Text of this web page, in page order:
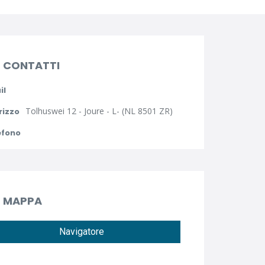
CONTATTI
Tolhuswei 12 - Joure - L- (NL 8501 ZR)
MAPPA
Navigatore